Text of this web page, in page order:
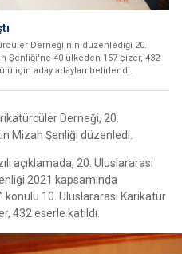
Derneği'nin düzenlediği 20.
Şenliği'ne 40 ülkeden 157 çizer, 432
için aday adayları belirlendi.
Derneği, 20.
Mizah Şenliği düzenledi.
açıklamada, 20. Uluslararası
2021 kapsamında
konulu 10. Uluslararası Karikatür
432 eserle katıldı.